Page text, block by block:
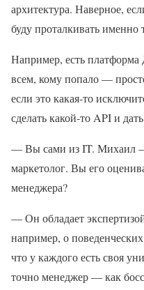
архитектура. Наверное,
буду проталкивать именно
Например, есть
всем, кому попало —
если это какая-то
сделать какой-то API и
— Вы сами из IT. Михаил —
маркетолог. Вы его
менеджера?
— Он обладает
например, о
что у каждого есть своя
точно менеджер — как